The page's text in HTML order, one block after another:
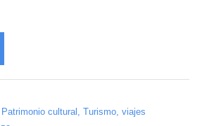
Patrimonio cultural , Turismo, viajes